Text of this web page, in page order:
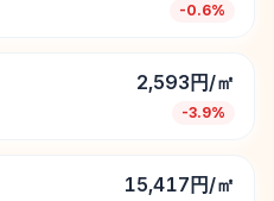
-0.6%
2,593円/㎡
-3.9%
15,417円/㎡